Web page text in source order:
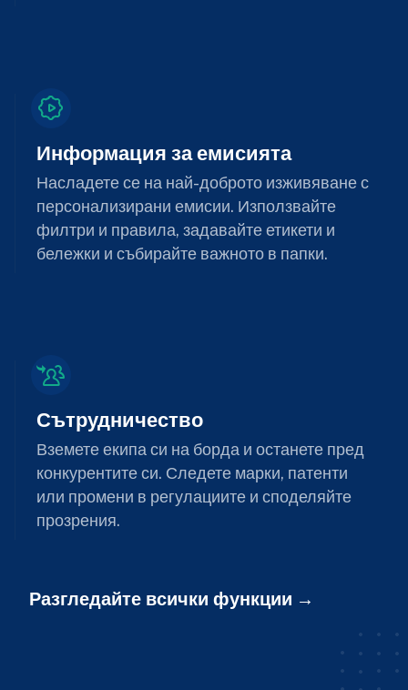
Информация за емисията
Насладете се на най-доброто изживяване с
персонализирани емисии. Използвайте
филтри и правила, задавайте етикети и
бележки и събирайте важното в папки.
Сътрудничество
Вземете екипа си на борда и останете пред
конкурентите си. Следете марки, патенти
или промени в регулациите и споделяйте
прозрения.
Разгледайте всички функции